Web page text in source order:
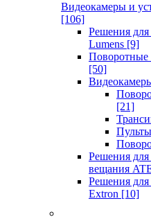
Видеокамеры и
[106]
Решения для
Lumens [9]
Поворотные
[50]
[21]
Решения для
вещания
Решения для
Extron [10]